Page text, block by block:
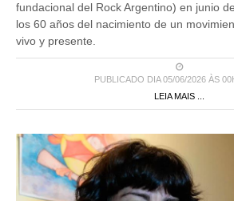
fundacional del Rock Argentino) en junio
los 60 años del nacimiento de un
vivo y presente.
PUBLICADO DIA 05/06/2026 ÀS
LEIA MAIS ...